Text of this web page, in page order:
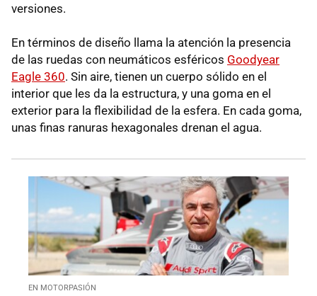
versiones.
En términos de diseño llama la atención la presencia
de las ruedas con neumáticos esféricos Goodyear
Eagle 360. Sin aire, tienen un cuerpo sólido en el
interior que les da la estructura, y una goma en el
exterior para la flexibilidad de la esfera. En cada goma,
unas finas ranuras hexagonales drenan el agua.
EN MOTORPASIÓN